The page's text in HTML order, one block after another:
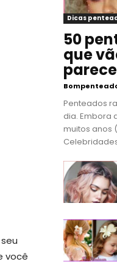
você
Dicas
50
que
Penteados
dia. Embora
muitos anos